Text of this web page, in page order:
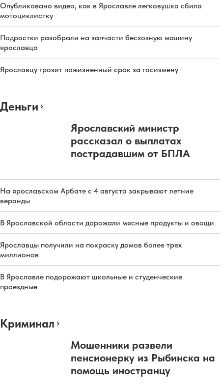
Опубликовано видео, как в Ярославле легковушка сбила
мотоциклистку
Подростки разобрали на запчасти бесхозную машину
ярославца
Ярославцу грозит пожизненный срок за госизмену
Деньги
Ярославский министр
рассказал о выплатах
пострадавшим от БПЛА
На ярославском Арбате с 4 августа закрывают летние
веранды
В Ярославской области дорожали мясные продукты и овощи
Ярославцы получили на покраску домов более трех
миллионов
В Ярославле подорожают школьные и студенческие
проездные
Криминал
Мошенники развели
пенсионерку из Рыбинска на
помощь иностранцу